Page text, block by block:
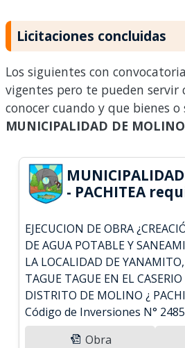
Licitaciones concluidas
Los siguientes con
vigentes pero te pueden servir
conocer cuando y que bienes
MUNICIPALIDAD DE
- PACHITEA
EJECUCION DE OBRA
DE AGUA POTABLE Y
LA LOCALIDAD DE
TAGUE TAGUE EN EL
DISTRITO DE MOLINO ¿
Código de Inversiones N°
Obra